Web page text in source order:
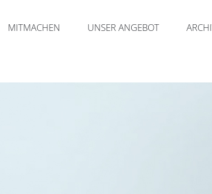
MITMACHEN UNSER ANGEBOT